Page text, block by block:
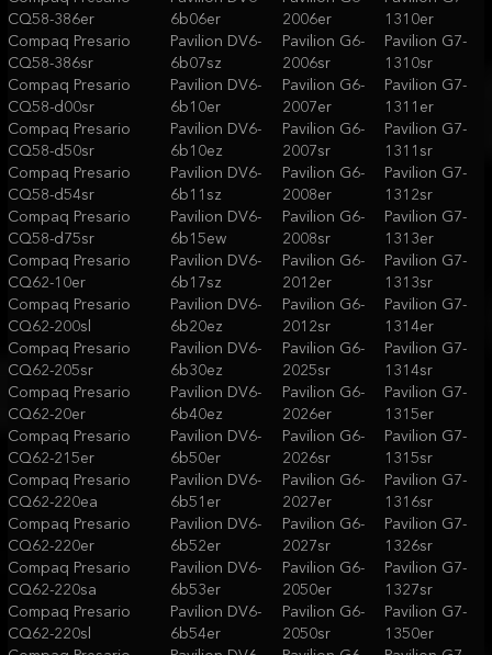
CQ58-386er
Compaq Presario
CQ58-386sr
Compaq Presario
CQ58-d00sr
Compaq Presario
CQ58-d50sr
Compaq Presario
CQ58-d54sr
Compaq Presario
CQ58-d75sr
Compaq Presario
CQ62-10er
Compaq Presario
CQ62-200sl
Compaq Presario
CQ62-205sr
Compaq Presario
CQ62-20er
Compaq Presario
CQ62-215er
Compaq Presario
CQ62-220ea
Compaq Presario
CQ62-220er
Compaq Presario
CQ62-220sa
Compaq Presario
CQ62-220sl
6b06er
Pavilion DV6-
6b07sz
Pavilion DV6-
6b10er
Pavilion DV6-
6b10ez
Pavilion DV6-
6b11sz
Pavilion DV6-
6b15ew
Pavilion DV6-
6b17sz
Pavilion DV6-
6b20ez
Pavilion DV6-
6b30ez
Pavilion DV6-
6b40ez
Pavilion DV6-
6b50er
Pavilion DV6-
6b51er
Pavilion DV6-
6b52er
Pavilion DV6-
6b53er
Pavilion DV6-
6b54er
2006er
Pavilion G6-
2006sr
Pavilion G6-
2007er
Pavilion G6-
2007sr
Pavilion G6-
2008er
Pavilion G6-
2008sr
Pavilion G6-
2012er
Pavilion G6-
2012sr
Pavilion G6-
2025sr
Pavilion G6-
2026er
Pavilion G6-
2026sr
Pavilion G6-
2027er
Pavilion G6-
2027sr
Pavilion G6-
2050er
Pavilion G6-
2050sr
1310er
Pavilion G7-
1310sr
Pavilion G7-
1311er
Pavilion G7-
1311sr
Pavilion G7-
1312sr
Pavilion G7-
1313er
Pavilion G7-
1313sr
Pavilion G7-
1314er
Pavilion G7-
1314sr
Pavilion G7-
1315er
Pavilion G7-
1315sr
Pavilion G7-
1316sr
Pavilion G7-
1326sr
Pavilion G7-
1327sr
Pavilion G7-
1350er